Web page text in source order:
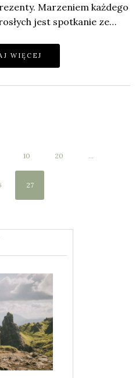
Marzeniem każdego
jest spotkanie ze…
WIĘCEJ
10 20 ...
27